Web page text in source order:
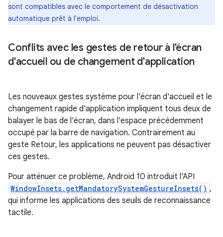
sont compatibles avec le comportement de désactivation
automatique prêt à l'emploi.
Conflits avec les gestes de retour à l'écran
d'accueil ou de changement d'application
Les nouveaux gestes système pour l'écran d'accueil et le
changement rapide d'application impliquent tous deux de
balayer le bas de l'écran, dans l'espace précédemment
occupé par la barre de navigation. Contrairement au
geste Retour, les applications ne peuvent pas désactiver
ces gestes.
Pour atténuer ce problème, Android 10 introduit l'API
WindowInsets.getMandatorySystemGestureInsets() ,
qui informe les applications des seuils de reconnaissance
tactile.